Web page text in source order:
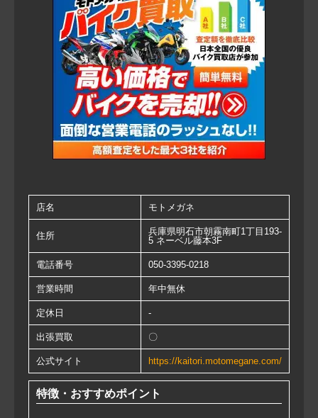
店名 モトメガネ
住所
兵庫県明石市朝霧南町1丁目193-
5 ネーベル藤本3F
電話番号 050-3395-0218
営業時間 年中無休
定休日 -
出張買取 〇
公式サイト https://kaitori.motomegane.com/
特徴・おすすめポイント